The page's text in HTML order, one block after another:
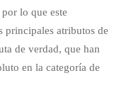
lo que este
principales atributos de
de verdad, que han
en la categoría de